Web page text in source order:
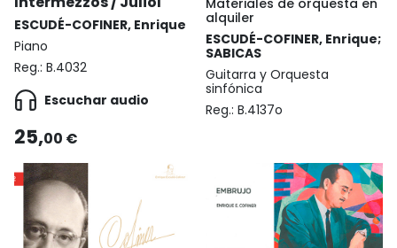
ESCUDÉ-COFINER, Enrique
Piano
Reg.: B.4032
Escuchar audio
25,00 €
Materiales de orquesta en
alquiler
ESCUDÉ-COFINER, Enrique;
SABICAS
Guitarra y Orquesta
sinfónica
Reg.: B.4137o